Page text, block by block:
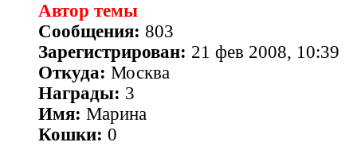
Автор темы
Сообщения: 803
Зарегистрирован: 21 фев 2008, 10:39
Откуда: Москва
Награды: 3
Имя: Марина
Кошки: 0